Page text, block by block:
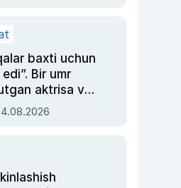
baxti uchun
Bir umr
aktrisa va
Rimma